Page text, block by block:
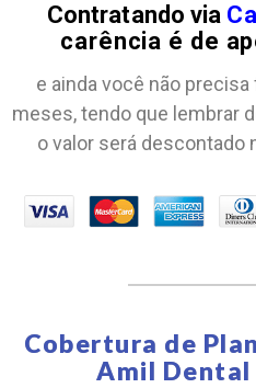
Contratando via
carência é de
e ainda você não
meses, tendo que lembrar
o valor será descontado
Cobertura de
Amil Dental